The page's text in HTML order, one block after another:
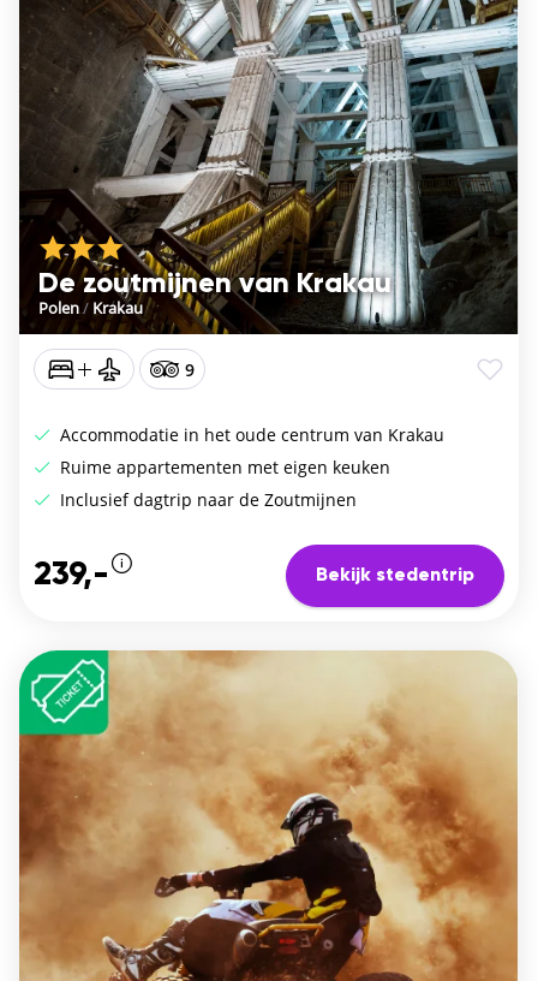
De zoutmijnen van Krakau
Polen/ Krakau
9
Accommodatie in het oude centrum van Krakau
Ruime appartementen met eigen keuken
Inclusief dagtrip naar de Zoutmijnen
239,- Bekijk stedentrip